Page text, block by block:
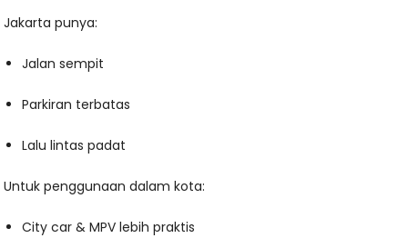
Jakarta punya:
Jalan sempit
Parkiran terbatas
Lalu lintas padat
Untuk penggunaan dalam kota:
City car & MPV lebih praktis